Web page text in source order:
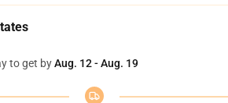
to get byAug. 12 - Aug. 19